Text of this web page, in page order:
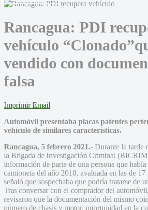
Rancagua: PDI
vehículo
vendido con
falsa
Imprimir Email
Automóvil presentaba placas patentes
vehículo de similares características.
Rancagua, 5 febrero 2021.- Durante la tarde
la Brigada de Investigación Criminal
información de parte de una persona que
camioneta del año 2018, avaluada en las de
señaló que sospechaba que podría tratarse de
Tras conversar con el comprador del
revisaron que la documentación del mismo
número de chasis y motor, oportunidad en la